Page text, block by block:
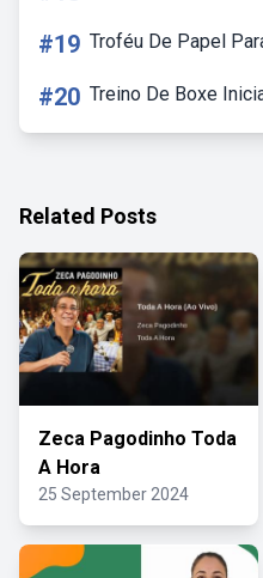
#19 Troféu De Papel
#20 Treino De Boxe
Related Posts
Zeca Pagodinho Toda
A Hora
25 September 2024